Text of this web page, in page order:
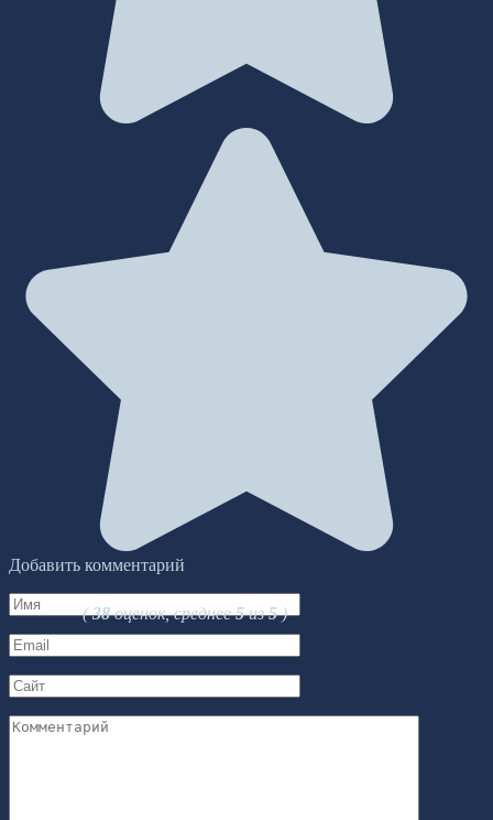
(38оценок, среднее5из5)
Добавить комментарий
Имя
*
Email
*
Сайт
Комментарий